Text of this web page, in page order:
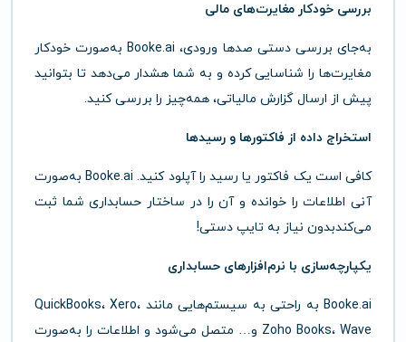
بررسی خودکار مغایرت‌های مالی
به‌جای بررسی دستی صدها ورودی، Booke.ai به‌صورت خودکار
مغایرت‌ها را شناسایی کرده و به شما هشدار می‌دهد تا بتوانید
پیش از ارسال گزارش مالیاتی، همه‌چیز را بررسی کنید.
استخراج داده از فاکتورها و رسیدها
کافی است یک فاکتور یا رسید را آپلود کنید. Booke.ai به‌صورت
آنی اطلاعات را خوانده و آن را در ساختار حسابداری شما ثبت
می‌کندبدون نیاز به تایپ دستی!
یکپارچه‌سازی با نرم‌افزارهای حسابداری
Booke.ai به راحتی به سیستم‌هایی مانند QuickBooks، Xero،
Zoho Books، Wave و… متصل می‌شود و اطلاعات را به‌صورت